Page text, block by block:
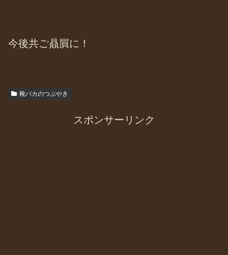
今後共ご贔屓に！
靴バカのつぶやき
スポンサーリンク